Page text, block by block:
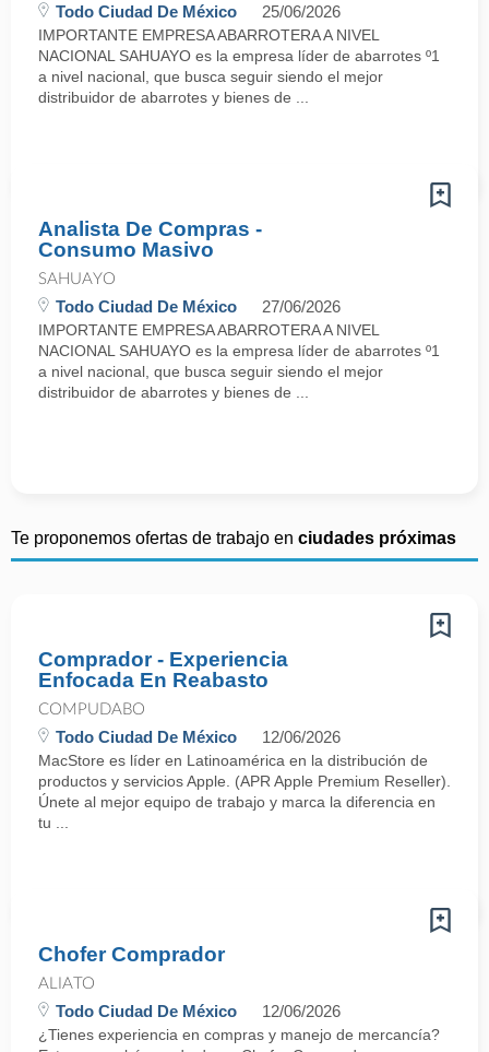
Todo Ciudad De México 25/06/2026
IMPORTANTE EMPRESA ABARROTERA A NIVEL
NACIONAL SAHUAYO es la empresa líder de abarrotes º1
a nivel nacional, que busca seguir siendo el mejor
distribuidor de abarrotes y bienes de ...
Analista De Compras -
Consumo Masivo
SAHUAYO
Todo Ciudad De México 27/06/2026
IMPORTANTE EMPRESA ABARROTERA A NIVEL
NACIONAL SAHUAYO es la empresa líder de abarrotes º1
a nivel nacional, que busca seguir siendo el mejor
distribuidor de abarrotes y bienes de ...
Te proponemos ofertas de trabajo en ciudades próximas
Comprador - Experiencia
Enfocada En Reabasto
COMPUDABO
Todo Ciudad De México 12/06/2026
MacStore es líder en Latinoamérica en la distribución de
productos y servicios Apple. (APR Apple Premium Reseller).
Únete al mejor equipo de trabajo y marca la diferencia en
tu ...
Chofer Comprador
ALIATO
Todo Ciudad De México 12/06/2026
¿Tienes experiencia en compras y manejo de mercancía?